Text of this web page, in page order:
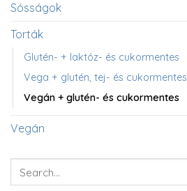
Sósságok
Torták
Glutén- + laktóz- és cukormentes
Vega + glutén, tej- és cukormentes
Vegán + glutén- és cukormentes
Vegán